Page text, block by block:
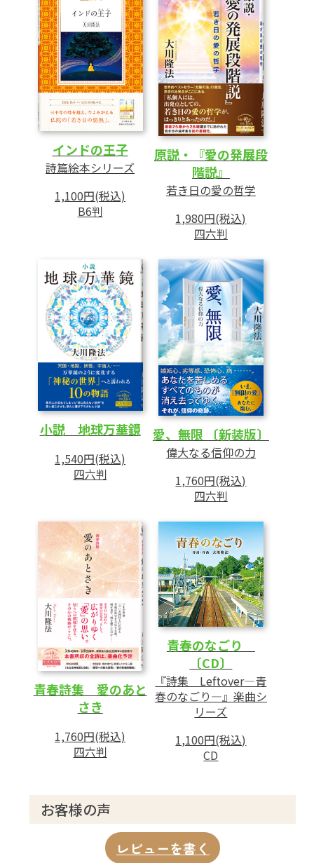
インドの王子
詩篇絵本シリーズ
1,100円(税込)
B6判
原説・『愛の発展段
階説』
若き日の愛の哲学
1,980円(税込)
四六判
小説 地球万華鏡
1,540円(税込)
四六判
愛、無限 〔新装版〕
偉大なる信仰の力
1,760円(税込)
四六判
青春詩集 愛のあと
さき
1,760円(税込)
四六判
青春のなごり
〔CD〕
『詩集 Leftover―青
春のなごり―』楽曲シ
リーズ
1,100円(税込)
CD
お客様の声
レビューを書く